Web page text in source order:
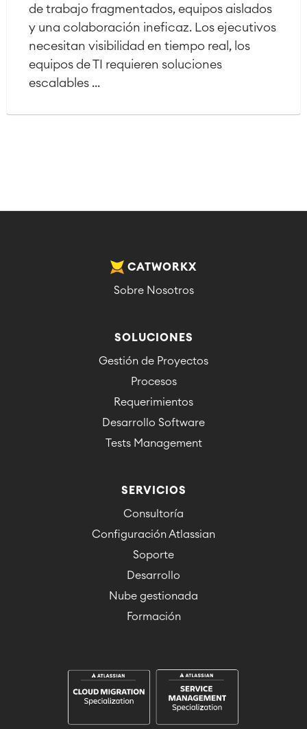
de trabajo fragmentados, equipos aislados
y una colaboración ineficaz. Los ejecutivos
necesitan visibilidad en tiempo real, los
equipos de TI requieren soluciones
escalables ...
CATWORKX
Sobre Nosotros
SOLUCIONES
Gestión de Proyectos
Procesos
Requerimientos
Desarrollo Software
Tests Management
SERVICIOS
Consultoría
Configuración Atlassian
Soporte
Desarrollo
Nube gestionada
Formación